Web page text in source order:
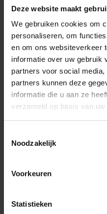
Deze website maakt
We gebruiken cookies om
personaliseren, om
en om ons websiteverkeer
informatie over uw gebruik
partners voor social
partners kunnen deze
informatie die u aan ze
verzameld op basis van
Noodzakelijk
Voorkeuren
Statistieken
Logitech MeetUp
Videoconferentie
Producttype:
604,- incl.